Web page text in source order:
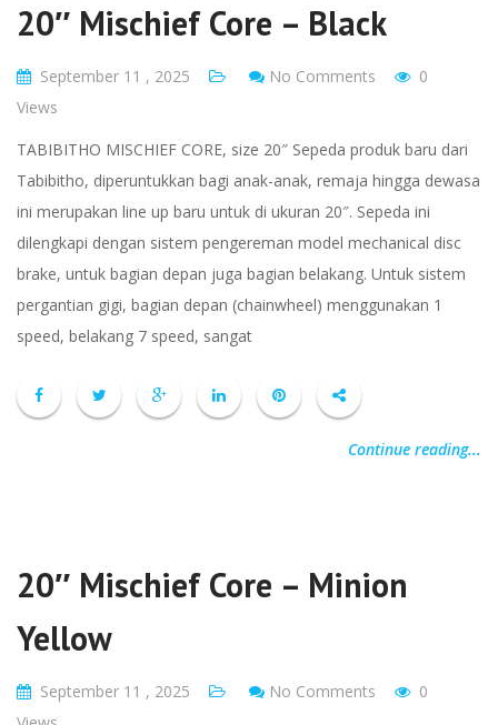
20″ Mischief Core – Black
September 11 , 2025 No Comments
0
Views
TABIBITHO MISCHIEF CORE, size 20″ Sepeda produk baru dari
Tabibitho, diperuntukkan bagi anak-anak, remaja hingga dewasa
ini merupakan line up baru untuk di ukuran 20″. Sepeda ini
dilengkapi dengan sistem pengereman model mechanical disc
brake, untuk bagian depan juga bagian belakang. Untuk sistem
pergantian gigi, bagian depan (chainwheel) menggunakan 1
speed, belakang 7 speed, sangat
Continue reading...
20″ Mischief Core – Minion
Yellow
September 11 , 2025 No Comments
0